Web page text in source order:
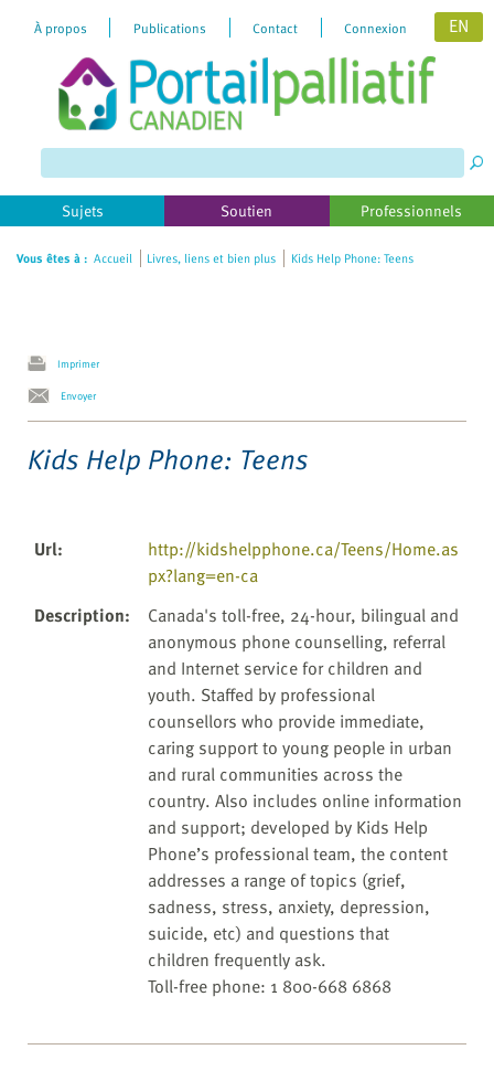
website
includes
an
accessibility
À propos Publications Contact Connexion EN
Sujets Soutien Professionnels
Vous êtes à : Accueil Livres, liens et bien plus Kids Help Phone: Teens
Imprimer
Envoyer
Kids Help Phone: Teens
Url:
http://kidshelpphone.ca/Teens/Home.as
px?lang=en-ca
Description:
Canada's toll-free, 24-hour, bilingual and
anonymous phone counselling, referral
and Internet service for children and
youth. Staffed by professional
counsellors who provide immediate,
caring support to young people in urban
and rural communities across the
country. Also includes online information
and support; developed by Kids Help
Phone’s professional team, the content
addresses a range of topics (grief,
sadness, stress, anxiety, depression,
suicide, etc) and questions that
children frequently ask.
Toll-free phone: 1 800-668 6868